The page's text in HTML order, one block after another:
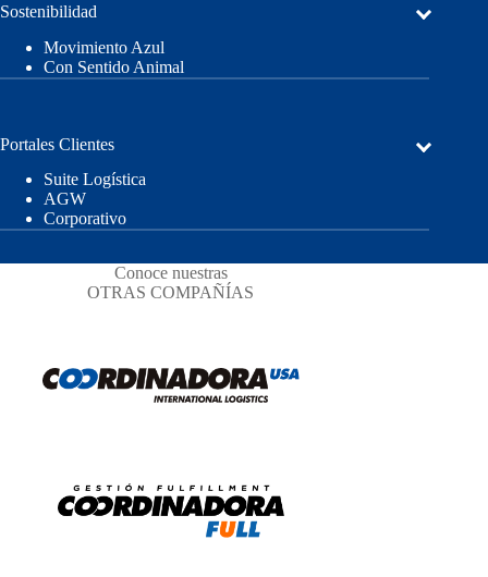
Sostenibilidad
Movimiento Azul
Con Sentido Animal
Portales Clientes
Suite Logística
AGW
Corporativo
Conoce nuestras
OTRAS COMPAÑÍAS